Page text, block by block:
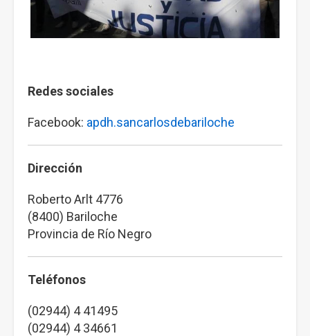
Redes sociales
Facebook: apdh.sancarlosdebariloche
Dirección
Roberto Arlt 4776
(8400) Bariloche
Provincia de Río Negro
Teléfonos
(02944) 4 41495
(02944) 4 34661